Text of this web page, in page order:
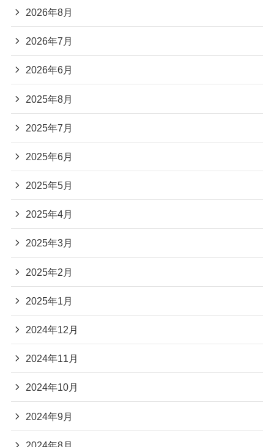
2026年8月
2026年7月
2026年6月
2025年8月
2025年7月
2025年6月
2025年5月
2025年4月
2025年3月
2025年2月
2025年1月
2024年12月
2024年11月
2024年10月
2024年9月